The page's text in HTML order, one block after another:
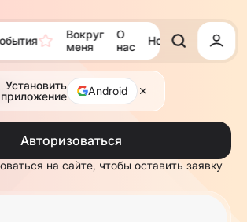
Вокруг
меня
О
нас
Новости Тора
Установить
приложение
Android
Авторизоваться
на сайте, чтобы оставить заявку